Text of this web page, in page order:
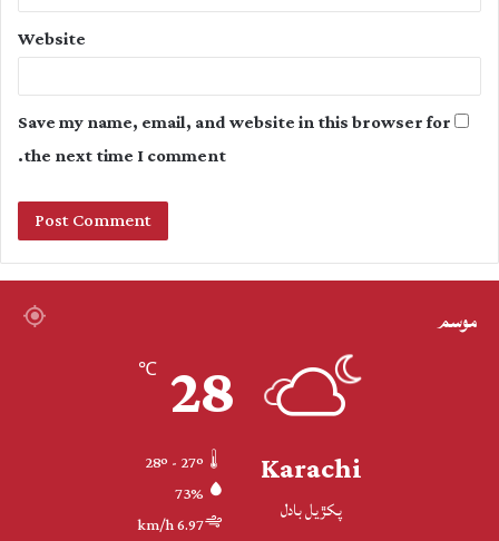
Website
Save my name, email, and website in this browser for
the next time I comment.
موسم
Karachi
پکڙيل بادل
28
℃
73%
6.97 km/h